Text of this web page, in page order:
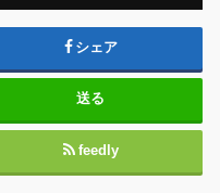
シェア
送る
feedly